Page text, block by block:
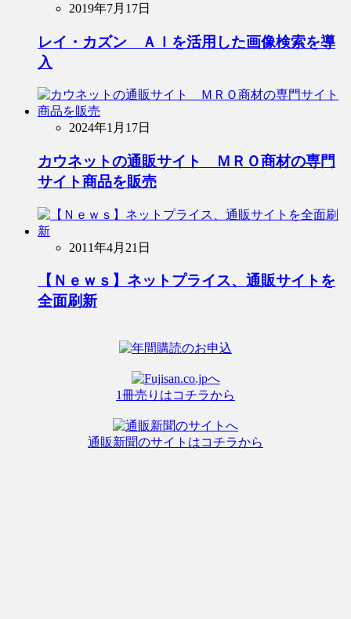
2019年7月17日
レイ・カズン ＡＩを活用した画像検索を導
入
2024年1月17日
カウネットの通販サイト ＭＲＯ商材の専門
サイト商品を販売
2011年4月21日
【Ｎｅｗｓ】ネットプライス、通販サイトを
全面刷新
1冊売りはコチラから
通販新聞のサイトはコチラから